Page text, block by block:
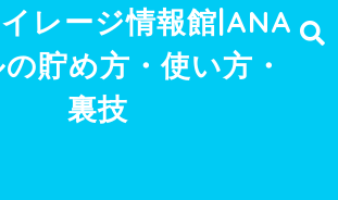
レージ情報館|ANA
貯め方・使い方・
裏技